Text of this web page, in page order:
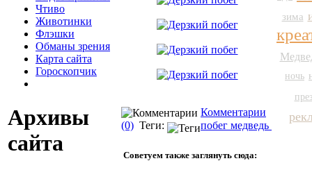
Чтиво
Животинки
Флэшки
Обманы зрения
Карта сайта
Гороскопчик
Архивы
сайта
Комментарии
(0) Теги: побег медведь
Советуем также заглянуть сюда:
зима
ночь